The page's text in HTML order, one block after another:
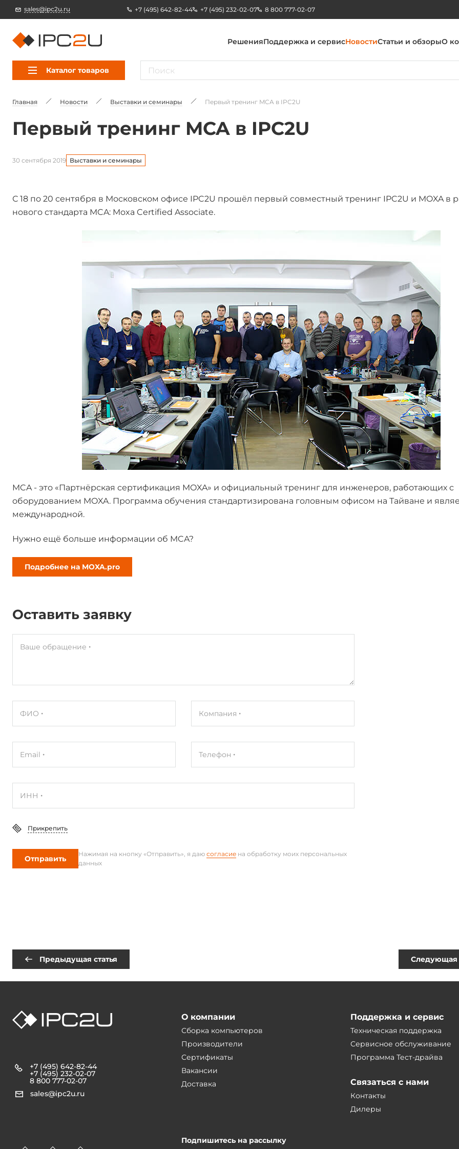
sales@ipc2u.ru +7 (495) 642-82-44 +7 (495) 232-02-07 8 800 777-02-07
РешенияПоддержка и сервисНовостиСтатьи и обзорыО
Каталог товаров
Главная Новости Выставки и семинары Первый тренинг MCA в IPC2U
Первый тренинг MCA в IPC2U
30 сентября 2019 Выставки и семинары
С 18 по 20 сентября в Московском офисе IPC2U прошёл первый совместный тренинг IPC2U и MOXA в
нового стандарта MCA: Moxa Certified Associate.
MCA - это «Партнёрская сертификация MOXA» и официальный тренинг для инженеров, работающих с
оборудованием MOXA. Программа обучения стандартизирована головным офисом на Тайване и
международной.
Нужно ещё больше информации об MCA?
Подробнее на MOXA.pro
Оставить заявку
Ваше обращение
ФИО Компания
Email Телефон
ИНН
Прикрепить
Отправить Нажимая на кнопку «Отправить», я даю согласие на обработку моих персональных
данных
Предыдущая статья Следующая
+7 (495) 642-82-44
+7 (495) 232-02-07
8 800 777-02-07
sales@ipc2u.ru
О компании
Сборка компьютеров
Производители
Сертификаты
Вакансии
Доставка
Поддержка и сервис
Техническая поддержка
Сервисное обслуживание
Программа Тест-драйва
Связаться с нами
Контакты
Дилеры
Подпишитесь на рассылку